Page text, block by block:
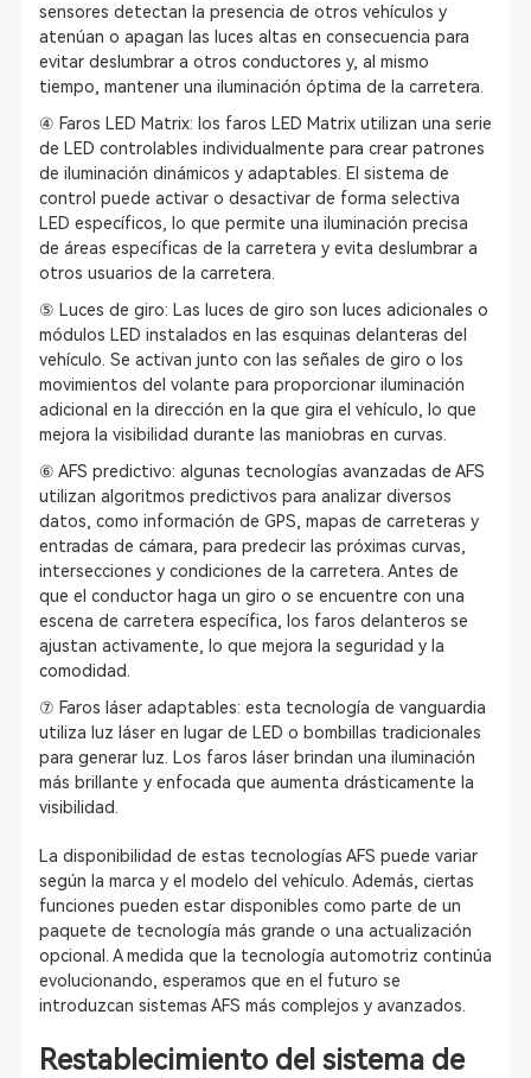
sensores detectan la presencia de otros vehículos y
atenúan o apagan las luces altas en consecuencia para
evitar deslumbrar a otros conductores y, al mismo
tiempo, mantener una iluminación óptima de la carretera.
④ Faros LED Matrix: los faros LED Matrix utilizan una serie
de LED controlables individualmente para crear patrones
de iluminación dinámicos y adaptables. El sistema de
control puede activar o desactivar de forma selectiva
LED específicos, lo que permite una iluminación precisa
de áreas específicas de la carretera y evita deslumbrar a
otros usuarios de la carretera.
⑤ Luces de giro: Las luces de giro son luces adicionales o
módulos LED instalados en las esquinas delanteras del
vehículo. Se activan junto con las señales de giro o los
movimientos del volante para proporcionar iluminación
adicional en la dirección en la que gira el vehículo, lo que
mejora la visibilidad durante las maniobras en curvas.
⑥ AFS predictivo: algunas tecnologías avanzadas de AFS
utilizan algoritmos predictivos para analizar diversos
datos, como información de GPS, mapas de carreteras y
entradas de cámara, para predecir las próximas curvas,
intersecciones y condiciones de la carretera. Antes de
que el conductor haga un giro o se encuentre con una
escena de carretera específica, los faros delanteros se
ajustan activamente, lo que mejora la seguridad y la
comodidad.
⑦ Faros láser adaptables: esta tecnología de vanguardia
utiliza luz láser en lugar de LED o bombillas tradicionales
para generar luz. Los faros láser brindan una iluminación
más brillante y enfocada que aumenta drásticamente la
visibilidad.
La disponibilidad de estas tecnologías AFS puede variar
según la marca y el modelo del vehículo. Además, ciertas
funciones pueden estar disponibles como parte de un
paquete de tecnología más grande o una actualización
opcional. A medida que la tecnología automotriz continúa
evolucionando, esperamos que en el futuro se
introduzcan sistemas AFS más complejos y avanzados.
Restablecimiento del sistema de